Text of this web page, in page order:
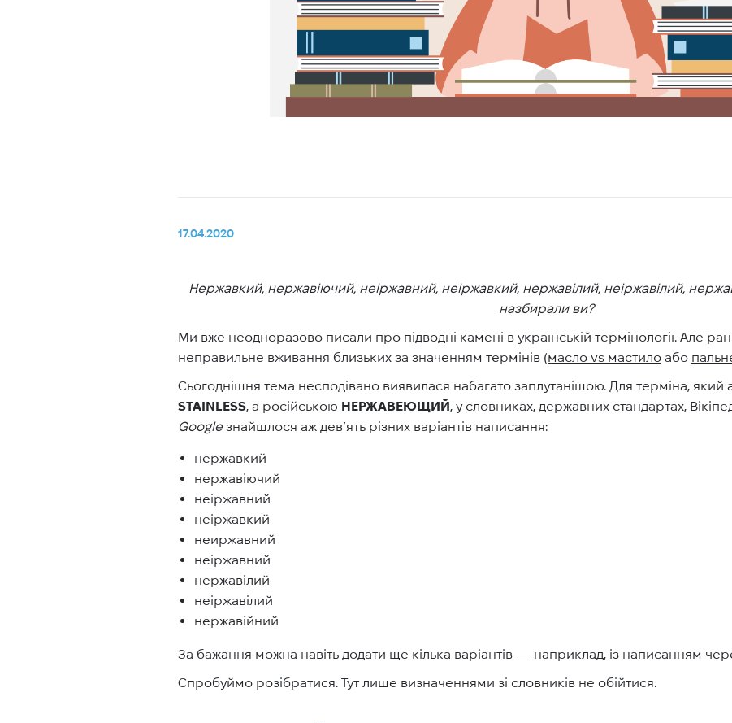
17.04.2020
Нержавкий, нержавіючий, неіржавний, неіржавкий, нержавілий, неіржавілий,
назбирали ви?
Ми вже неодноразово писали про підводні камені в українській термінології. Але
неправильне вживання близьких за значенням термінів (масло vs мастило або
Сьогоднішня тема несподівано виявилася набагато заплутанішою. Для терміна, який
STAINLESS, а російською НЕРЖАВЕЮЩИЙ, у словниках, державних стандартах,
Google знайшлося аж дев’ять різних варіантів написання:
нержавкий
нержавіючий
неіржавний
неіржавкий
неиржавний
неіржавний
нержавілий
неіржавілий
нержавійний
За бажання можна навіть додати ще кілька варіантів — наприклад, із написанням
Спробуймо розібратися. Тут лише визначеннями зі словників не обійтися.